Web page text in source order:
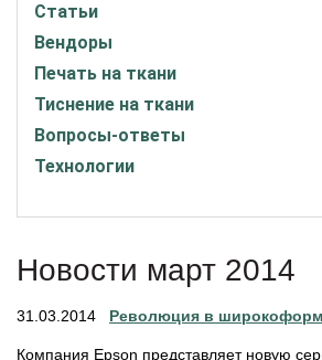
Статьи
Вендоры
Печать на ткани
Тиснение на ткани
Вопросы-ответы
Технологии
Новости март 2014
31.03.2014 Революция в
Компания Epson представляет новую